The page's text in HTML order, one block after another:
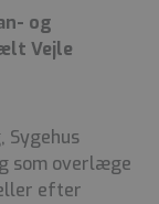
og
Vejle
Sygehus
som overlæge
efter